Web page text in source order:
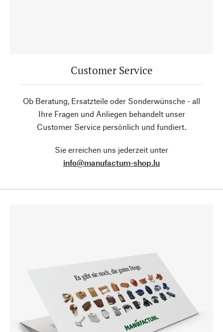
Customer Service
Ob Beratung, Ersatzteile oder Sonderwünsche - all
Ihre Fragen und Anliegen behandelt unser
Customer Service persönlich und fundiert.
Sie erreichen uns jederzeit unter
info@manufactum-shop.lu